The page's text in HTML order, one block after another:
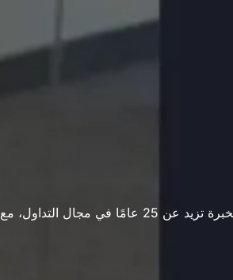
دريف كابيتال للعقود والعملات ذ.م.م شركة وساطة للتداول عبر الإنترنت. تمتلكها وتديرها مجموعة Deriv، بخبرة تزيد عن 25 عامًا في مجال التداول، مع